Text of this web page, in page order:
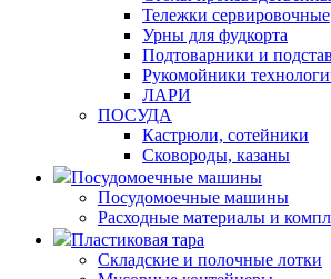
Тележки сервировочные
Урны для фудкорта
Подтоварники и
Рукомойники
ЛАРИ
ПОСУДА
Кастрюли, сотейники
Сковороды, казаны
Посудомоечные машины
Посудомоечные машины
Расходные материалы и
Пластиковая тара
Складские и полочные лотки